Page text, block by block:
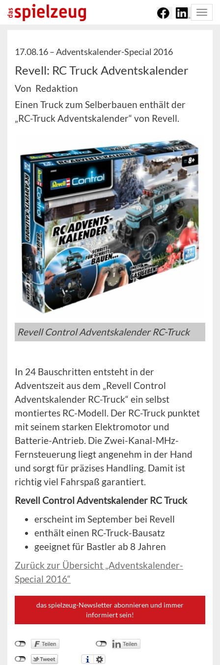
17.08.16 –Adventskalender-Special 2016
Revell: RC Truck Adventskalender
Von Redaktion
Einen Truck zum Selberbauen enthält der
„RC-Truck Adventskalender“ von Revell.
Revell Control Adventskalender RC-Truck
In 24 Bauschritten entsteht in der
Adventszeit aus dem „Revell Control
Adventskalender RC-Truck“ ein selbst
montiertes RC-Modell. Der RC-Truck punktet
mit seinem starken Elektromotor und
Batterie-Antrieb. Die Zwei-Kanal-MHz-
Fernsteuerung liegt angenehm in der Hand
und sorgt für präzises Handling. Damit ist
richtig viel Fahrspaß garantiert.
Revell Control Adventskalender RC Truck
erscheint im September bei Revell
enthält einen RC-Truck-Bausatz
geeignet für Bastler ab 8 Jahren
Zurück zur Übersicht „Adventskalender-
Special 2016“
das spielzeug-Newsletter abonnieren und immer
informiert sein!